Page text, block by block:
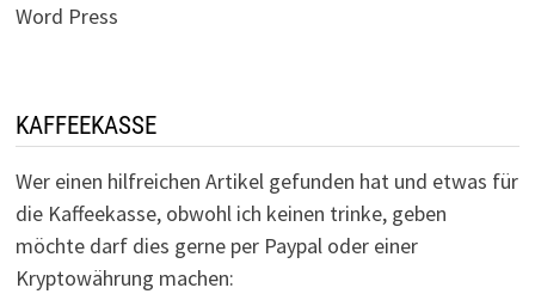
Word Press
KAFFEEKASSE
Wer einen hilfreichen Artikel gefunden hat und etwas für
die Kaffeekasse, obwohl ich keinen trinke, geben
möchte darf dies gerne per Paypal oder einer
Kryptowährung machen: